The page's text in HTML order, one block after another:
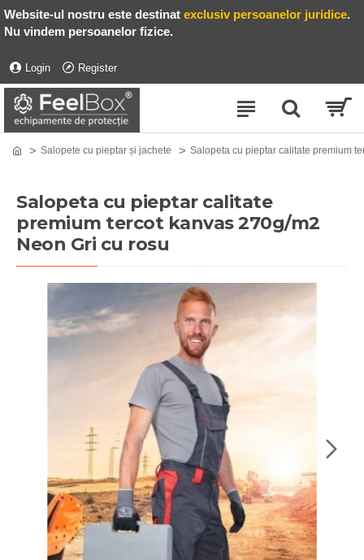
Website-ul nostru este destinat exclusiv persoanelor juridice.
Nu vindem persoanelor fizice.
Login Register
Salopete cu pieptar și jachete Salopeta cu pieptar calitate premium
Salopeta cu pieptar calitate
premium tercot kanvas 270g/m2
Neon Gri cu rosu